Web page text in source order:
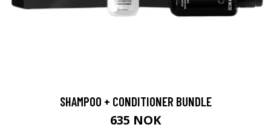
SHAMPOO + CONDITIONER BUNDLE
635 NOK